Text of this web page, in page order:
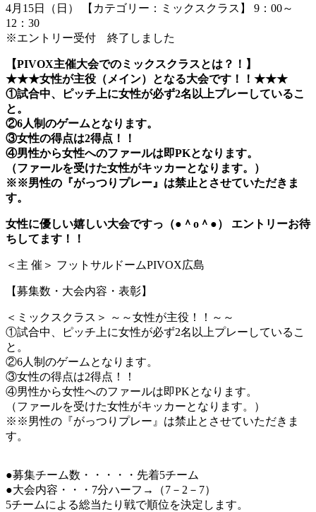
4月15日（日） 【カテゴリー：ミックスクラス】 9：00～
12：30
※エントリー受付 終了しました
【PIVOX主催大会でのミックスクラスとは？！】
★★★女性が主役（メイン）となる大会です！！★★★
①試合中、ピッチ上に女性が必ず2名以上プレーしているこ
と。
②6人制のゲームとなります。
③女性の得点は2得点！！
④男性から女性へのファールは即PKとなります。
（ファールを受けた女性がキッカーとなります。）
※※男性の『がっつりプレー』は禁止とさせていただきま
す。
女性に優しい嬉しい大会ですっ（●＾o＾●） エントリーお待
ちしてます！！
＜主 催＞ フットサルドームPIVOX広島
【募集数・大会内容・表彰】
＜ミックスクラス＞ ～～女性が主役！！～～
①試合中、ピッチ上に女性が必ず2名以上プレーしているこ
と。
②6人制のゲームとなります。
③女性の得点は2得点！！
④男性から女性へのファールは即PKとなります。
（ファールを受けた女性がキッカーとなります。）
※※男性の『がっつりプレー』は禁止とさせていただきま
す。
●募集チーム数・・・・・先着5チーム
●大会内容・・・7分ハーフ→（7－2－7）
5チームによる総当たり戦で順位を決定します。